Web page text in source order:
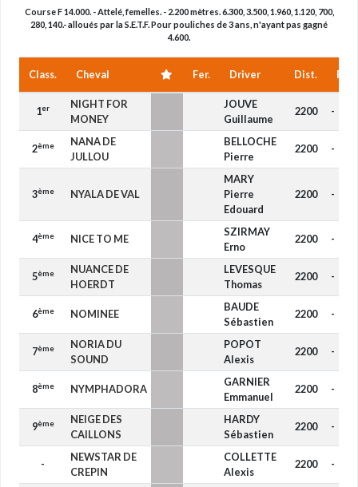
Course F 14.000. - Attelé, femelles. - 2.200 mètres. 6.300, 3.500, 1.960, 1.120, 700,
280, 140.- alloués par la S.E.T.F. Pour pouliches de 3 ans, n'ayant pas gagné
4.600.
Class. Cheval Fer. Driver Dist.
1er
NIGHT FOR
MONEY
JOUVE
Guillaume
2200 -
2ème
NANA DE
JULLOU
BELLOCHE
Pierre
2200 -
3ème NYALA DE VAL
MARY
Pierre
Edouard
2200 -
4ème NICE TO ME
SZIRMAY
Erno
2200 -
5ème
NUANCE DE
HOERDT
LEVESQUE
Thomas
2200 -
6ème NOMINEE
BAUDE
Sébastien
2200 -
7ème
NORIA DU
SOUND
POPOT
Alexis
2200 -
8ème NYMPHADORA
GARNIER
Emmanuel
2200 -
9ème
NEIGE DES
CAILLONS
HARDY
Sébastien
2200 -
-
NEWSTAR DE
CREPIN
COLLETTE
Alexis
2200 -